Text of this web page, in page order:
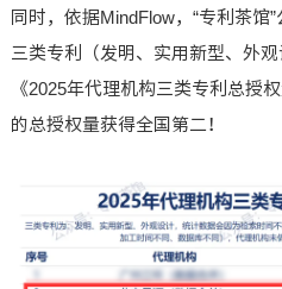
同时，依据MindFlow，“专利茶馆
三类专利（发明、实用新型、外
《2025年代理机构三类专利总授
的总授权量获得全国第二！